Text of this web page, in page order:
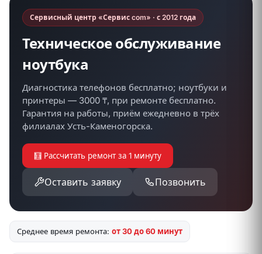
Сервисный центр «Сервис com» · с 2012 года
Техническое обслуживание
ноутбука
Диагностика телефонов бесплатно; ноутбуки и
принтеры — 3000 ₸, при ремонте бесплатно.
Гарантия на работы, приём ежедневно в трёх
филиалах Усть-Каменогорска.
🧮 Рассчитать ремонт за 1 минуту
Оставить заявку Позвонить
Среднее время ремонта: от 30 до 60 минут